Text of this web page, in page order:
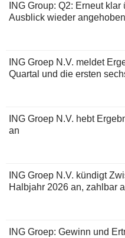
ING Group: Q2: Erneut
Ausblick wieder angehoben
ING Groep N.V. meldet
Quartal und die ersten
ING Groep N.V. hebt
an
ING Groep N.V. kündigt
Halbjahr 2026 an, zahlbar
ING Groep: Gewinn und